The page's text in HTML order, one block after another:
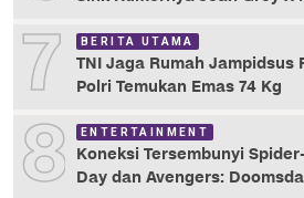
7 BERITA UTAMA
TNI Jaga Rumah Jampidsus
Polri Temukan Emas 74 Kg
8 ENTERTAINMENT
Koneksi Tersembunyi
Day dan Avengers: